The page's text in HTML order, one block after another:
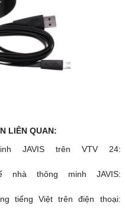
LIÊN QUAN:
JAVIS trên VTV 24:
thông minh JAVIS:
tiếng Việt trên điện thoại: